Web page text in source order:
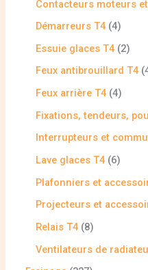
Contacteurs moteurs
Démarreurs T4 4
Essuie glaces T4 2
Feux antibrouillard T4
Feux arrière T4 4
Fixations, tendeurs,
Interrupteurs et
Lave glaces T4 6
Plafonniers et
Projecteurs et
Relais T4 8
Ventilateurs de